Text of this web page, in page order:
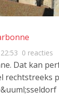
22:53 0 reacties
Dat kan
rechtstreeks